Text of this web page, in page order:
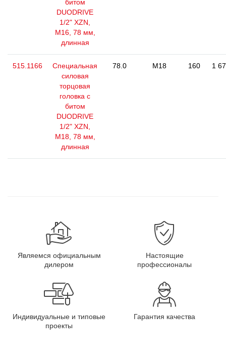
битом
DUODRIVE
1/2" XZN,
М16, 78 мм,
длинная
515.1166
Специальная
силовая
торцовая
головка с
битом
DUODRIVE
1/2" XZN,
М18, 78 мм,
длинная
78.0 M18 160 1
Являемся официальным
дилером
Настоящие
профессионалы
Индивидуальные и типовые
проекты
Гарантия качества